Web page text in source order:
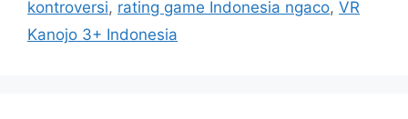
kontroversi, rating game Indonesia ngaco, VR
Kanojo 3+ Indonesia